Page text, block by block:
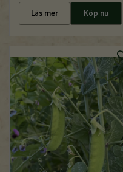
Läs mer Köp nu